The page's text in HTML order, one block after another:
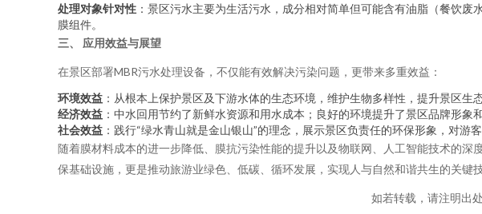
处理对象针对性 ：景区污水主要为生活污水，成分相对简单但可能含有油脂（餐饮
膜组件。
三、 应用效益与展望
在景区部署MBR污水处理设备，不仅能有效解决污染问题，更带来多重效益：
环境效益 ：从根本上保护景区及下游水体的生态环境，维护生物多样性，提升景区生态
经济效益 ：中水回用节约了新鲜水资源和用水成本；良好的环境提升了景区品牌形
社会效益 ：践行“绿水青山就是金山银山”的理念，展示景区负责任的环保形象，对游
随着膜材料成本的进一步降低、膜抗污染性能的提升以及物联网、人工智能技术的
保基础设施，更是推动旅游业绿色、低碳、循环发展，实现人与自然和谐共生的关
如若转载，请注明出